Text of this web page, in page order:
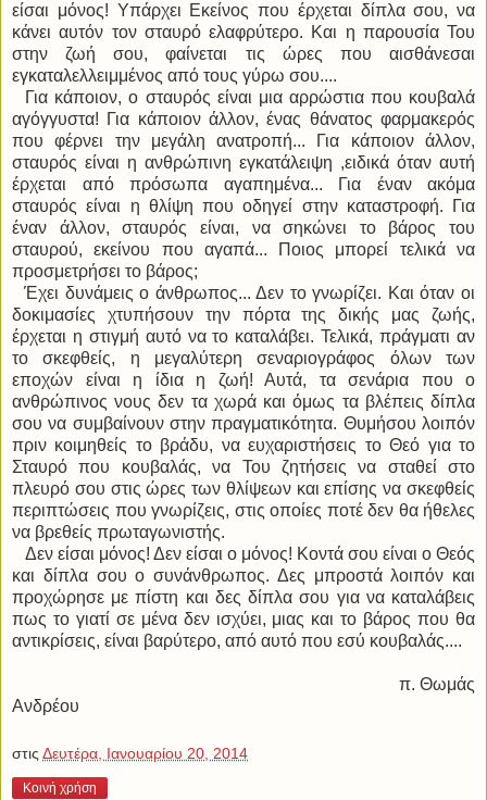
είσαι μόνος! Υπάρχει Εκείνος που έρχεται δίπλα σου, να
κάνει αυτόν τον σταυρό ελαφρύτερο. Και η παρουσία Του
στην ζωή σου, φαίνεται τις ώρες που αισθάνεσαι
εγκαταλελλειμμένος από τους γύρω σου....
Για κάποιον, ο σταυρός είναι μια αρρώστια που κουβαλά
αγόγγυστα! Για κάποιον άλλον, ένας θάνατος φαρμακερός
που φέρνει την μεγάλη ανατροπή... Για κάποιον άλλον,
σταυρός είναι η ανθρώπινη εγκατάλειψη ,ειδικά όταν αυτή
έρχεται από πρόσωπα αγαπημένα... Για έναν ακόμα
σταυρός είναι η θλίψη που οδηγεί στην καταστροφή. Για
έναν άλλον, σταυρός είναι, να σηκώνει το βάρος του
σταυρού, εκείνου που αγαπά... Ποιος μπορεί τελικά να
προσμετρήσει το βάρος;
Έχει δυνάμεις ο άνθρωπος... Δεν το γνωρίζει. Και όταν οι
δοκιμασίες χτυπήσουν την πόρτα της δικής μας ζωής,
έρχεται η στιγμή αυτό να το καταλάβει. Τελικά, πράγματι αν
το σκεφθείς, η μεγαλύτερη σεναριογράφος όλων των
εποχών είναι η ίδια η ζωή! Αυτά, τα σενάρια που ο
ανθρώπινος νους δεν τα χωρά και όμως τα βλέπεις δίπλα
σου να συμβαίνουν στην πραγματικότητα. Θυμήσου λοιπόν
πριν κοιμηθείς το βράδυ, να ευχαριστήσεις το Θεό για το
Σταυρό που κουβαλάς, να Του ζητήσεις να σταθεί στο
πλευρό σου στις ώρες των θλίψεων και επίσης να σκεφθείς
περιπτώσεις που γνωρίζεις, στις οποίες ποτέ δεν θα ήθελες
να βρεθείς πρωταγωνιστής.
Δεν είσαι μόνος! Δεν είσαι ο μόνος! Κοντά σου είναι ο Θεός
και δίπλα σου ο συνάνθρωπος. Δες μπροστά λοιπόν και
προχώρησε με πίστη και δες δίπλα σου για να καταλάβεις
πως το γιατί σε μένα δεν ισχύει, μιας και το βάρος που θα
αντικρίσεις, είναι βαρύτερο, από αυτό που εσύ κουβαλάς....
π. Θωμάς
Ανδρέου
στις Δευτέρα, Ιανουαρίου 20, 2014
Κοινή χρήση